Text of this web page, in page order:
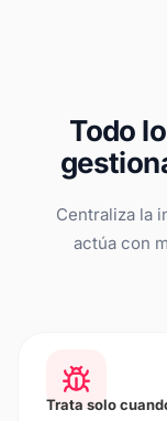
Todo
Centraliza la
actúa con
Trata solo